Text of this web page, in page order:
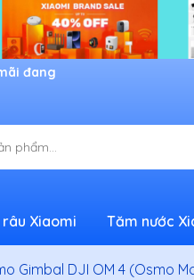
Xiaomi Tăm nước
Gimbal DJI OM 4 (Osmo